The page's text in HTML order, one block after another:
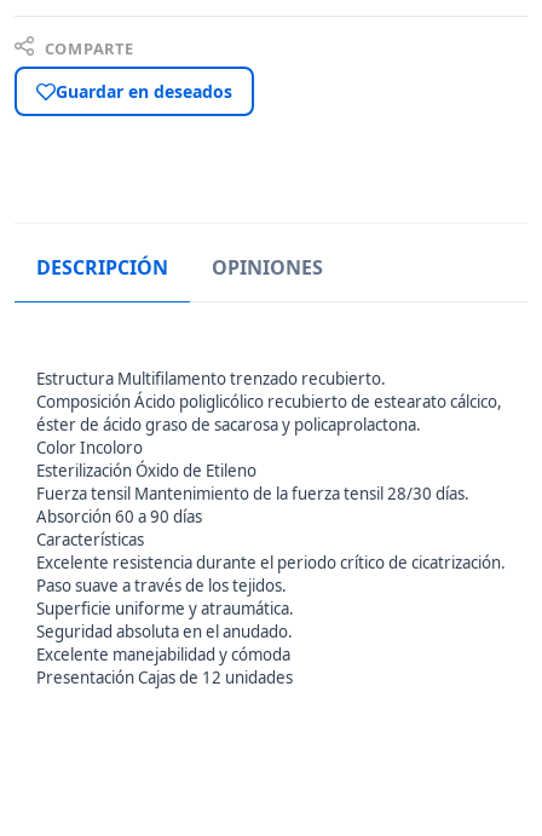
COMPARTE
Guardar en deseados
DESCRIPCIÓN OPINIONES
Estructura Multifilamento trenzado recubierto.
Composición Ácido poliglicólico recubierto de estearato cálcico,
éster de ácido graso de sacarosa y policaprolactona.
Color Incoloro
Esterilización Óxido de Etileno
Fuerza tensil Mantenimiento de la fuerza tensil 28/30 días.
Absorción 60 a 90 días
Características
Excelente resistencia durante el periodo crítico de cicatrización.
Paso suave a través de los tejidos.
Superficie uniforme y atraumática.
Seguridad absoluta en el anudado.
Excelente manejabilidad y cómoda
Presentación Cajas de 12 unidades